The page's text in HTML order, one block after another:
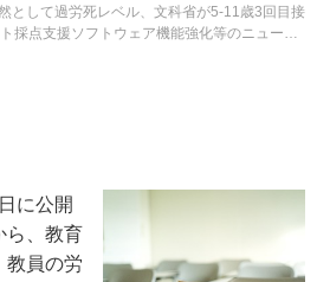
として過労死レベル、文科省が5-11歳3回目接
採点支援ソフトウェア機能強化等のニュース
に公開
ら、教育
教員の労